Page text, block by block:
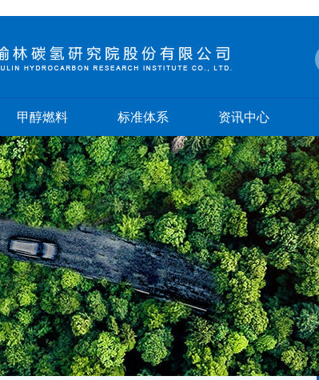
甲醇燃料 标准体系 资讯中心